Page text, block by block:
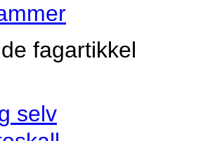
fagartikkel
selv